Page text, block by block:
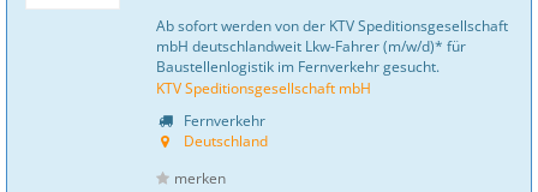
Ab sofort werden von der KTV Speditionsgesellschaft
mbH deutschlandweit Lkw-Fahrer (m/w/d)* für
Baustellenlogistik im Fernverkehr gesucht.
KTV Speditionsgesellschaft mbH
Fernverkehr
Deutschland
merken